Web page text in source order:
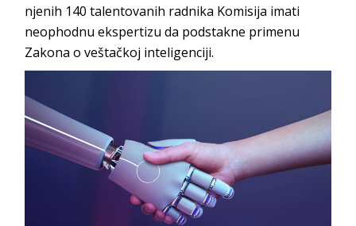
njenih 140 talentovanih radnika Komisija imati
neophodnu ekspertizu da podstakne primenu
Zakona o veštačkoj inteligenciji.